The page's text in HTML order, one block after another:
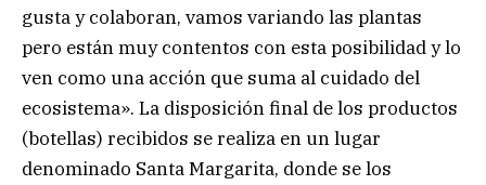
gusta y colaboran, vamos variando las plantas
pero están muy contentos con esta posibilidad y lo
ven como una acción que suma al cuidado del
ecosistema». La disposición final de los productos
(botellas) recibidos se realiza en un lugar
denominado Santa Margarita, donde se los